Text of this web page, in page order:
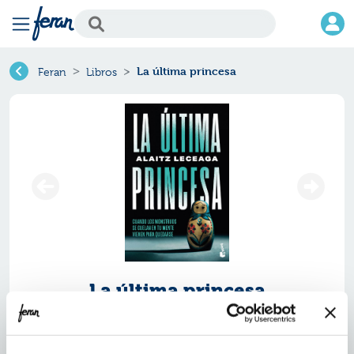
Feran Libros La última princesa
La última princesa
Ref.